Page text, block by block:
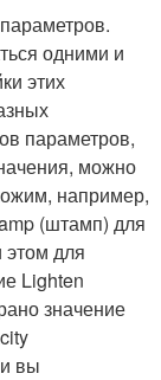
одними и
этих
параметров,
можно
например,
(штамп) для
для
Lighten
значение
вы